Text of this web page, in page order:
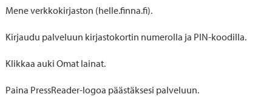
Mene verkkokirjaston (helle.finna.fi).
Kirjaudu palveluun kirjastokortin numerolla ja PIN-koodilla.
Klikkaa auki Omat lainat.
Paina PressReader-logoa päästäksesi palveluun.